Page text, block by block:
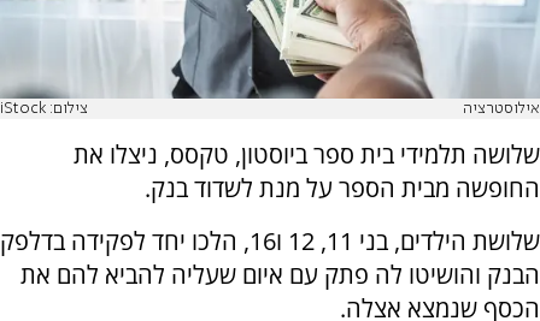
אילוסטרציה צילום: iStock
שלושה תלמידי בית ספר ביוסטון, טקסס, ניצלו את
החופשה מבית הספר על מנת לשדוד בנק.
שלושת הילדים, בני 11, 12 ו16, הלכו יחד לפקידה בדלפק
הבנק והושיטו לה פתק עם איום שעליה להביא להם את
הכסף שנמצא אצלה.